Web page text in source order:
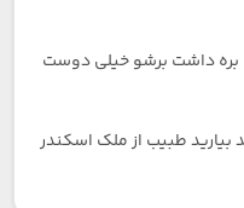
بره داشت برشو خیلی دوست
طبیب از ملک اسکندر